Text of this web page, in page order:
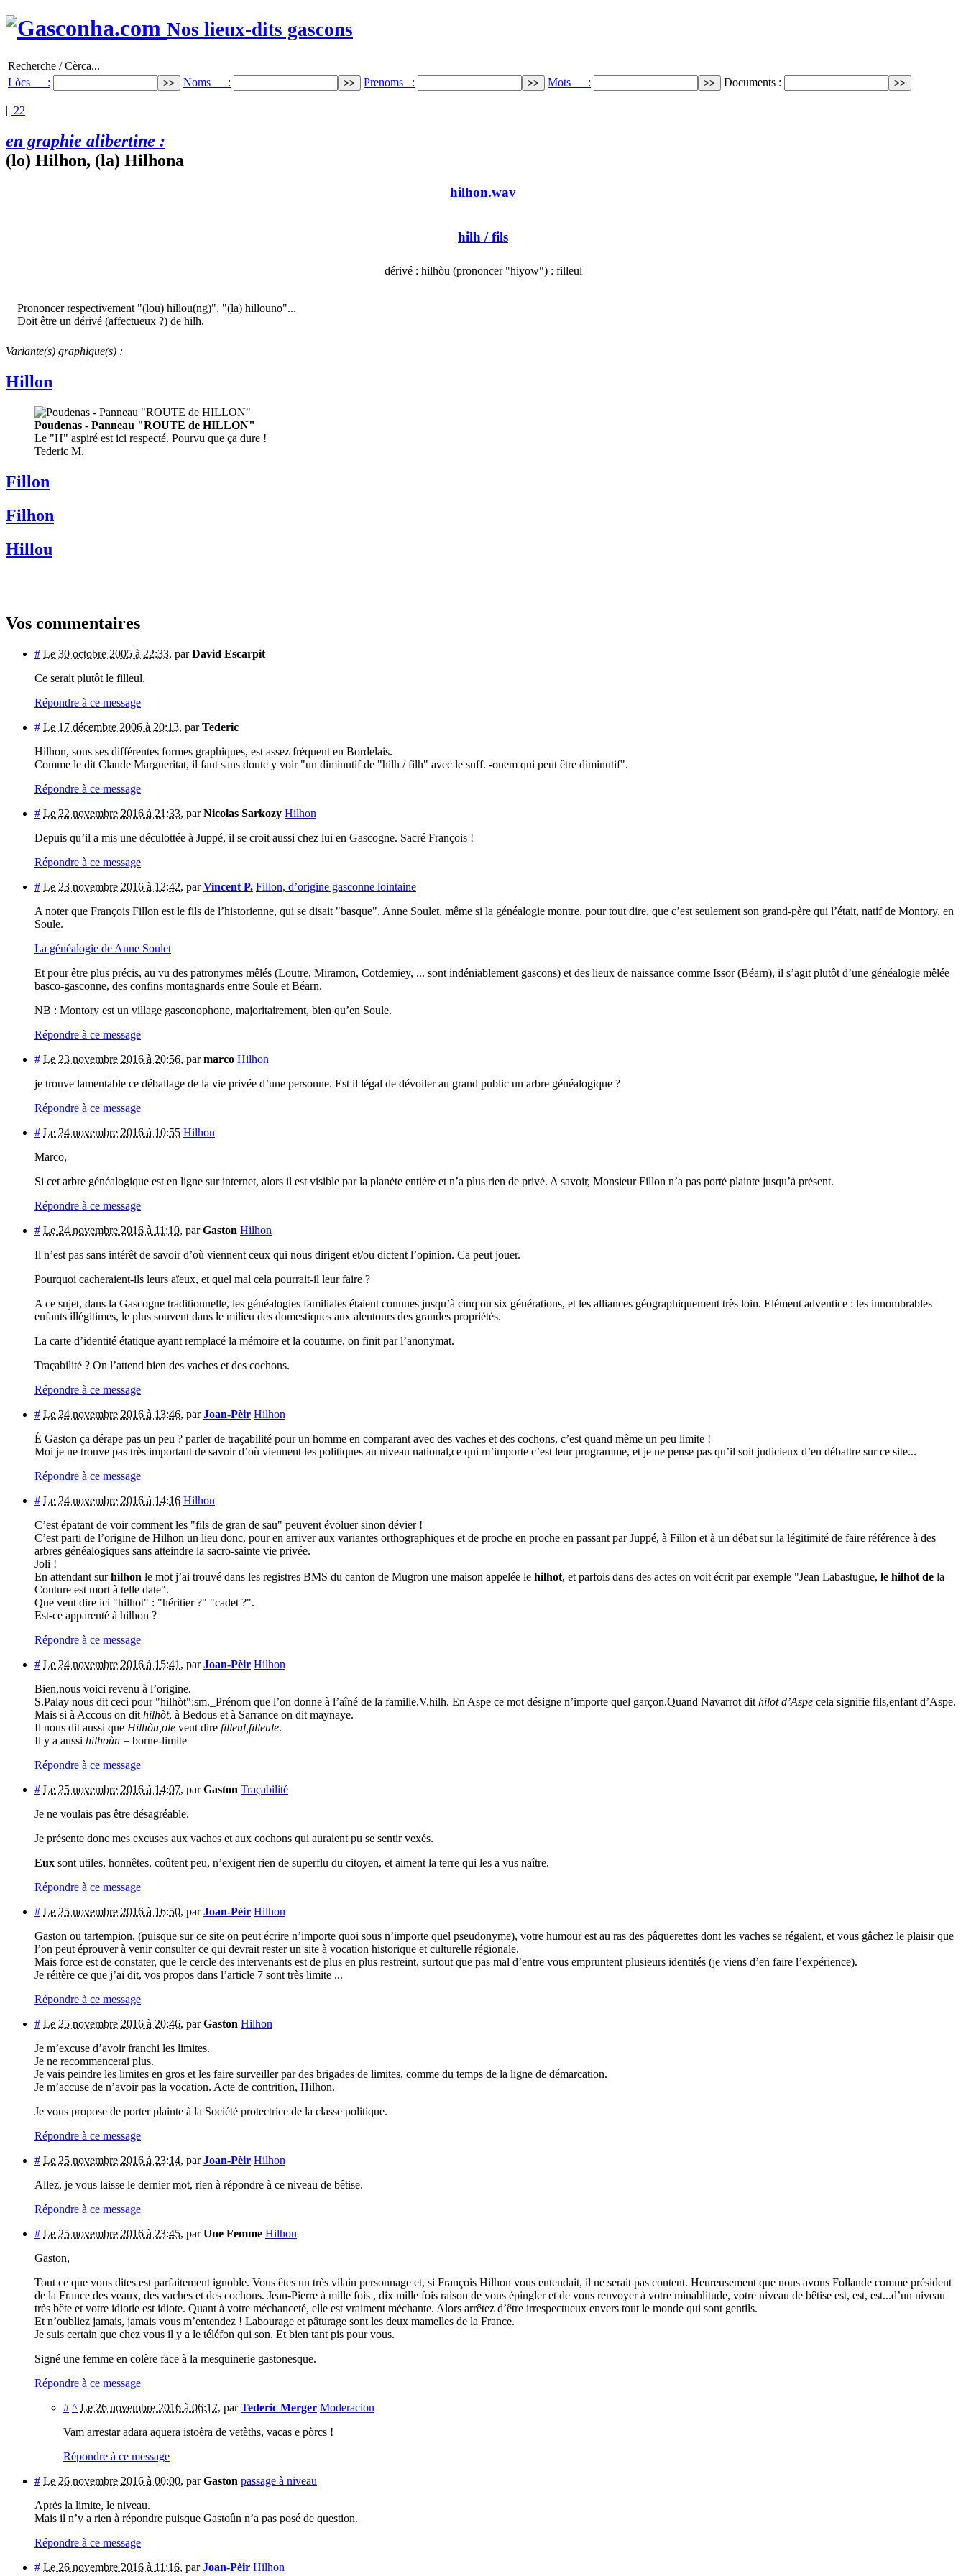
Nos lieux-dits gascons
Recherche / Cèrca...
Lòcs :
Noms : Prenoms : Mots : Documents :
| 22
en graphie alibertine :
(lo) Hilhon, (la) Hilhona
hilhon.wav
hilh / fils
dérivé : hilhòu (prononcer "hiyow") : filleul
Prononcer respectivement "(lou) hillou(ng)", "(la) hillouno"...
Doit être un dérivé (affectueux ?) de hilh.
Variante(s) graphique(s) :
Hillon
Poudenas - Panneau "ROUTE de HILLON"
Le "H" aspiré est ici respecté. Pourvu que ça dure !
Tederic M.
Fillon
Filhon
Hillou
Vos commentaires
# Le 30 octobre 2005 à 22:33, parDavid Escarpit
Ce serait plutôt le filleul.
Répondre à ce message
# Le 17 décembre 2006 à 20:13, parTederic
Hilhon, sous ses différentes formes graphiques, est assez fréquent en Bordelais.
Comme le dit Claude Margueritat, il faut sans doute y voir "un diminutif de "hilh / filh" avec le suff. -onem qui peut être diminutif".
Répondre à ce message
# Le 22 novembre 2016 à 21:33, parNicolas Sarkozy Hilhon
Depuis qu’il a mis une déculottée à Juppé, il se croit aussi chez lui en Gascogne. Sacré François !
Répondre à ce message
# Le 23 novembre 2016 à 12:42, parVincent P. Fillon, d’origine gasconne lointaine
A noter que François Fillon est le fils de l’historienne, qui se disait "basque", Anne Soulet, même si la généalogie montre, pour tout dire, que c’est seulement son grand-père qui l’était, natif de Montory, en
Soule.
La généalogie de Anne Soulet
Et pour être plus précis, au vu des patronymes mêlés (Loutre, Miramon, Cotdemiey, ... sont indéniablement gascons) et des lieux de naissance comme Issor (Béarn), il s’agit plutôt d’une généalogie mêlée
basco-gasconne, des confins montagnards entre Soule et Béarn.
NB : Montory est un village gasconophone, majoritairement, bien qu’en Soule.
Répondre à ce message
# Le 23 novembre 2016 à 20:56, parmarco Hilhon
je trouve lamentable ce déballage de la vie privée d’une personne. Est il légal de dévoiler au grand public un arbre généalogique ?
Répondre à ce message
# Le 24 novembre 2016 à 10:55 Hilhon
Marco,
Si cet arbre généalogique est en ligne sur internet, alors il est visible par la planète entière et n’a plus rien de privé. A savoir, Monsieur Fillon n’a pas porté plainte jusqu’à présent.
Répondre à ce message
# Le 24 novembre 2016 à 11:10, parGaston Hilhon
Il n’est pas sans intérêt de savoir d’où viennent ceux qui nous dirigent et/ou dictent l’opinion. Ca peut jouer.
Pourquoi cacheraient-ils leurs aïeux, et quel mal cela pourrait-il leur faire ?
A ce sujet, dans la Gascogne traditionnelle, les généalogies familiales étaient connues jusqu’à cinq ou six générations, et les alliances géographiquement très loin. Elément adventice : les innombrables
enfants illégitimes, le plus souvent dans le milieu des domestiques aux alentours des grandes propriétés.
La carte d’identité étatique ayant remplacé la mémoire et la coutume, on finit par l’anonymat.
Traçabilité ? On l’attend bien des vaches et des cochons.
Répondre à ce message
# Le 24 novembre 2016 à 13:46, parJoan-Pèir Hilhon
É Gaston ça dérape pas un peu ? parler de traçabilité pour un homme en comparant avec des vaches et des cochons, c’est quand même un peu limite !
Moi je ne trouve pas très important de savoir d’où viennent les politiques au niveau national,ce qui m’importe c’est leur programme, et je ne pense pas qu’il soit judicieux d’en débattre sur ce site...
Répondre à ce message
# Le 24 novembre 2016 à 14:16 Hilhon
C’est épatant de voir comment les "fils de gran de sau" peuvent évoluer sinon dévier !
C’est parti de l’origine de Hilhon un lieu donc, pour en arriver aux variantes orthographiques et de proche en proche en passant par Juppé, à Fillon et à un débat sur la légitimité de faire référence à des
arbres généalogiques sans atteindre la sacro-sainte vie privée.
Joli !
En attendant surhilhon le mot j’ai trouvé dans les registres BMS du canton de Mugron une maison appelée le hilhot, et parfois dans des actes on voit écrit par exemple "Jean Labastugue, le hilhot de la
Couture est mort à telle date".
Que veut dire ici "hilhot" : "héritier ?" "cadet ?".
Est-ce apparenté à hilhon ?
Répondre à ce message
# Le 24 novembre 2016 à 15:41 , parJoan-Pèir Hilhon
Bien,nous voici revenu à l’origine.
S.Palay nous dit ceci pour "hilhòt":sm._Prénom que l’on donne à l’aîné de la famille.V.hilh. En Aspe ce mot désigne n’importe quel garçon.Quand Navarrot dit hilot d’Aspe cela signifie fils,enfant d’Aspe.
Mais si à Accous on dit hilhòt, à Bedous et à Sarrance on dit maynaye.
Il nous dit aussi que Hilhòu,ole veut dire filleul,filleule.
Il y a aussi hilhoùn = borne-limite
Répondre à ce message
# Le 25 novembre 2016 à 14:07, parGaston Traçabilité
Je ne voulais pas être désagréable.
Je présente donc mes excuses aux vaches et aux cochons qui auraient pu se sentir vexés.
Eux sont utiles, honnêtes, coûtent peu, n’exigent rien de superflu du citoyen, et aiment la terre qui les a vus naître.
Répondre à ce message
# Le 25 novembre 2016 à 16:50, parJoan-Pèir Hilhon
Gaston ou tartempion, (puisque sur ce site on peut écrire n’importe quoi sous n’importe quel pseudonyme), votre humour est au ras des pâquerettes dont les vaches se régalent, et vous gâchez le plaisir que
l’on peut éprouver à venir consulter ce qui devrait rester un site à vocation historique et culturelle régionale.
Mais force est de constater, que le cercle des intervenants est de plus en plus restreint, surtout que pas mal d’entre vous empruntent plusieurs identités (je viens d’en faire l’expérience).
Je réitère ce que j’ai dit, vos propos dans l’article 7 sont très limite ...
Répondre à ce message
# Le 25 novembre 2016 à 20:46, parGaston Hilhon
Je m’excuse d’avoir franchi les limites.
Je ne recommencerai plus.
Je vais peindre les limites en gros et les faire surveiller par des brigades de limites, comme du temps de la ligne de démarcation.
Je m’accuse de n’avoir pas la vocation. Acte de contrition, Hilhon.
Je vous propose de porter plainte à la Société protectrice de la classe politique.
Répondre à ce message
# Le 25 novembre 2016 à 23:14, parJoan-Pèir Hilhon
Allez, je vous laisse le dernier mot, rien à répondre à ce niveau de bêtise.
Répondre à ce message
# Le 25 novembre 2016 à 23:45, parUne Femme Hilhon
Gaston,
Tout ce que vous dites est parfaitement ignoble. Vous êtes un très vilain personnage et, si François Hilhon vous entendait, il ne serait pas content. Heureusement que nous avons Follande comme président
de la France des veaux, des vaches et des cochons. Jean-Pierre à mille fois , dix mille fois raison de vous épingler et de vous renvoyer à votre minablitude, votre niveau de bêtise est, est, est...d’un niveau
très bête et votre idiotie est idiote. Quant à votre méchanceté, elle est vraiment méchante. Alors arrêtez d’être irrespectueux envers tout le monde qui sont gentils.
Et n’oubliez jamais, jamais vous m’entendez ! Labourage et pâturage sont les deux mamelles de la France.
Je suis certain que chez vous il y a le téléfon qui son. Et bien tant pis pour vous.
Signé une femme en colère face à la mesquinerie gastonesque.
Répondre à ce message
# ^ Le 26 novembre 2016 à 06:17, parTederic Merger Moderacion
Vam arrestar adara aquera istoèra de vetèths, vacas e pòrcs !
Répondre à ce message
# Le 26 novembre 2016 à 00:00, parGaston passage à niveau
Après la limite, le niveau.
Mais il n’y a rien à répondre puisque Gastoûn n’a pas posé de question.
Répondre à ce message
# Le 26 novembre 2016 à 11:16, parJoan-Pèir Hilhon